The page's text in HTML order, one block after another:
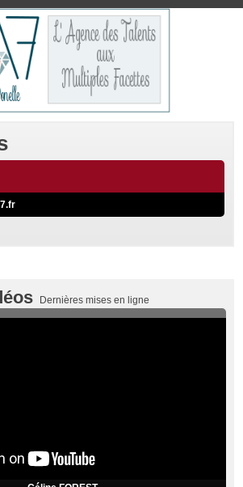
Dernières mises en ligne